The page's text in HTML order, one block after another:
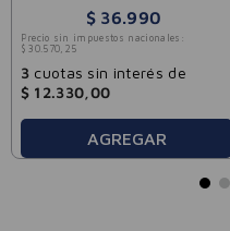
$ 36.990
Precio sin impuestos nacionales:
$ 30. 570 25
3cuotas sin interés de
$ 12.330 00
AGREGAR